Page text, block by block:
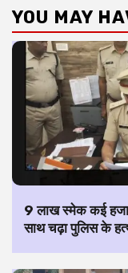
YOU MAY
9 लाख स्मेक कई
साथ चढ़ा पुलिस के